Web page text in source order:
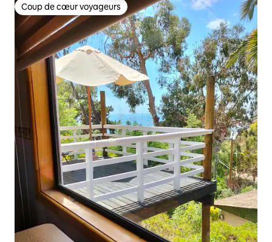
Coup de cœur voyageurs
Coup de cœur voyageurs